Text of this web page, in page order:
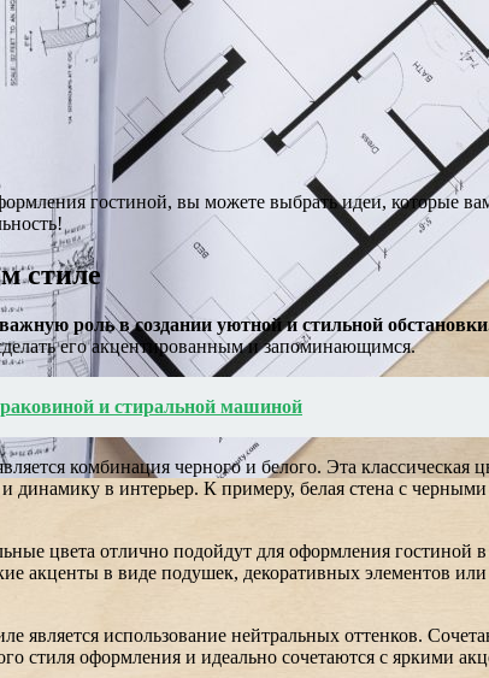
гостиной, вы можете выбрать идеи, которые
стиле
роль в создании уютной и стильной
его акцентированным и запоминающимся.
и стиральной машиной
комбинация черного и белого. Эта классическая
динамику в интерьер. К примеру, белая стена с
цвета отлично подойдут для оформления гостиной
акценты в виде подушек, декоративных элементов
использование нейтральных оттенков.
стиля оформления и идеально сочетаются с яркими